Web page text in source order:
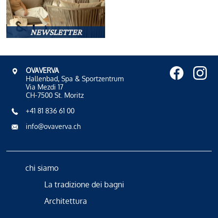
NEWSLETTER
OVAVERVA
Hallenbad, Spa & Sportzentrum
Via Mezdi 17
CH-7500 St. Moritz
+41 81 836 61 00
info@ovaverva.ch
chi siamo
La tradizione dei bagni
Architettura